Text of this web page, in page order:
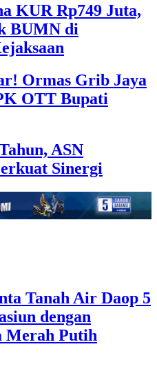
KUR Rp749 Juta,
BUMN di
Ormas Grib Jaya
OTT Bupati
ASN
Sinergi
Tanah Air Daop 5
dengan
Merah Putih